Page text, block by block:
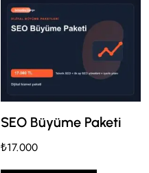
SEO Büyüme Paketi
₺17.000